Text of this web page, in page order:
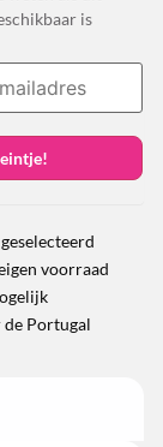
is
voorraad
Portugal